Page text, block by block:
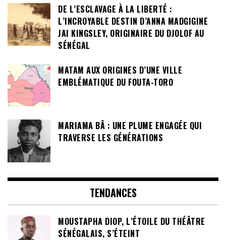
DE L’ESCLAVAGE À LA LIBERTÉ :
L’INCROYABLE DESTIN D’ANNA MADGIGINE
JAI KINGSLEY, ORIGINAIRE DU DJOLOF AU
SÉNÉGAL
MATAM AUX ORIGINES D’UNE VILLE
EMBLÉMATIQUE DU FOUTA-TORO
MARIAMA BÂ : UNE PLUME ENGAGÉE QUI
TRAVERSE LES GÉNÉRATIONS
TENDANCES
MOUSTAPHA DIOP, L’ÉTOILE DU THÉÂTRE
SÉNÉGALAIS, S’ÉTEINT